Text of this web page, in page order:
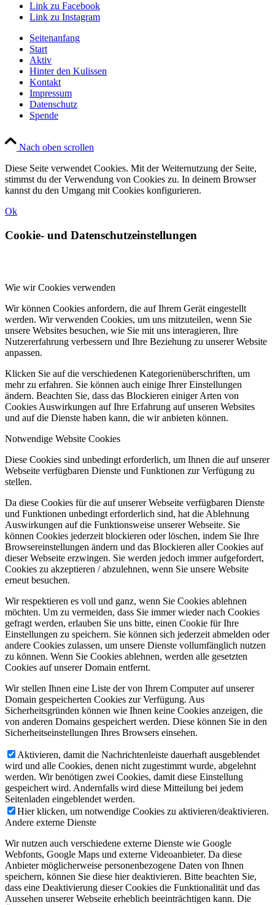
Link zu Facebook
Link zu Instagram
Seitenanfang
Start
Aktiv
Hinter den Kulissen
Kontakt
Impressum
Datenschutz
Spende
Nach oben scrollen
Diese Seite verwendet Cookies. Mit der Weiternutzung der Seite,
stimmst du der Verwendung von Cookies zu. In deinem Browser
kannst du den Umgang mit Cookies konfigurieren.
Ok
Cookie- und Datenschutzeinstellungen
Wie wir Cookies verwenden
Wir können Cookies anfordern, die auf Ihrem Gerät eingestellt
werden. Wir verwenden Cookies, um uns mitzuteilen, wenn Sie
unsere Websites besuchen, wie Sie mit uns interagieren, Ihre
Nutzererfahrung verbessern und Ihre Beziehung zu unserer Website
anpassen.
Klicken Sie auf die verschiedenen Kategorienüberschriften, um
mehr zu erfahren. Sie können auch einige Ihrer Einstellungen
ändern. Beachten Sie, dass das Blockieren einiger Arten von
Cookies Auswirkungen auf Ihre Erfahrung auf unseren Websites
und auf die Dienste haben kann, die wir anbieten können.
Notwendige Website Cookies
Diese Cookies sind unbedingt erforderlich, um Ihnen die auf unserer
Webseite verfügbaren Dienste und Funktionen zur Verfügung zu
stellen.
Da diese Cookies für die auf unserer Webseite verfügbaren Dienste
und Funktionen unbedingt erforderlich sind, hat die Ablehnung
Auswirkungen auf die Funktionsweise unserer Webseite. Sie
können Cookies jederzeit blockieren oder löschen, indem Sie Ihre
Browsereinstellungen ändern und das Blockieren aller Cookies auf
dieser Webseite erzwingen. Sie werden jedoch immer aufgefordert,
Cookies zu akzeptieren / abzulehnen, wenn Sie unsere Website
erneut besuchen.
Wir respektieren es voll und ganz, wenn Sie Cookies ablehnen
möchten. Um zu vermeiden, dass Sie immer wieder nach Cookies
gefragt werden, erlauben Sie uns bitte, einen Cookie für Ihre
Einstellungen zu speichern. Sie können sich jederzeit abmelden oder
andere Cookies zulassen, um unsere Dienste vollumfänglich nutzen
zu können. Wenn Sie Cookies ablehnen, werden alle gesetzten
Cookies auf unserer Domain entfernt.
Wir stellen Ihnen eine Liste der von Ihrem Computer auf unserer
Domain gespeicherten Cookies zur Verfügung. Aus
Sicherheitsgründen können wie Ihnen keine Cookies anzeigen, die
von anderen Domains gespeichert werden. Diese können Sie in den
Sicherheitseinstellungen Ihres Browsers einsehen.
Aktivieren, damit die Nachrichtenleiste dauerhaft ausgeblendet
wird und alle Cookies, denen nicht zugestimmt wurde, abgelehnt
werden. Wir benötigen zwei Cookies, damit diese Einstellung
gespeichert wird. Andernfalls wird diese Mitteilung bei jedem
Seitenladen eingeblendet werden.
Hier klicken, um notwendige Cookies zu aktivieren/deaktivieren.
Andere externe Dienste
Wir nutzen auch verschiedene externe Dienste wie Google
Webfonts, Google Maps und externe Videoanbieter. Da diese
Anbieter möglicherweise personenbezogene Daten von Ihnen
speichern, können Sie diese hier deaktivieren. Bitte beachten Sie,
dass eine Deaktivierung dieser Cookies die Funktionalität und das
Aussehen unserer Webseite erheblich beeinträchtigen kann. Die